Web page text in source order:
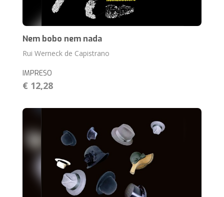
Nem bobo nem nada
Rui Werneck de Capistrano
IMPRESO
€ 12,28